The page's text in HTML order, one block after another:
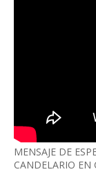
MENSAJE DE
CANDELARIO EN